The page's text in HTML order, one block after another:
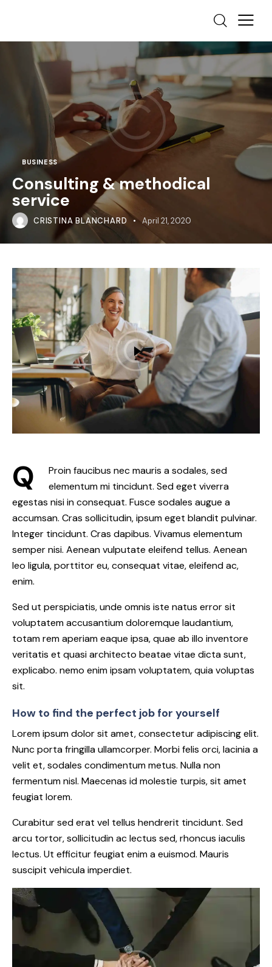
BUSINESS
Consulting & methodical
service
CRISTINA BLANCHARD April 21, 2020
Q
Proin faucibus nec mauris a sodales, sed
elementum mi tincidunt. Sed eget viverra
egestas nisi in consequat. Fusce sodales augue a
accumsan. Cras sollicitudin, ipsum eget blandit pulvinar.
Integer tincidunt. Cras dapibus. Vivamus elementum
semper nisi. Aenean vulputate eleifend tellus. Aenean
leo ligula, porttitor eu, consequat vitae, eleifend ac,
enim.
Sed ut perspiciatis, unde omnis iste natus error sit
voluptatem accusantium doloremque laudantium,
totam rem aperiam eaque ipsa, quae ab illo inventore
veritatis et quasi architecto beatae vitae dicta sunt,
explicabo. nemo enim ipsam voluptatem, quia voluptas
sit.
How to find the perfect job for yourself
Lorem ipsum dolor sit amet, consectetur adipiscing elit.
Nunc porta fringilla ullamcorper. Morbi felis orci, lacinia a
velit et, sodales condimentum metus. Nulla non
fermentum nisl. Maecenas id molestie turpis, sit amet
feugiat lorem.
Curabitur sed erat vel tellus hendrerit tincidunt. Sed
arcu tortor, sollicitudin ac lectus sed, rhoncus iaculis
lectus. Ut efficitur feugiat enim a euismod. Mauris
suscipit vehicula imperdiet.